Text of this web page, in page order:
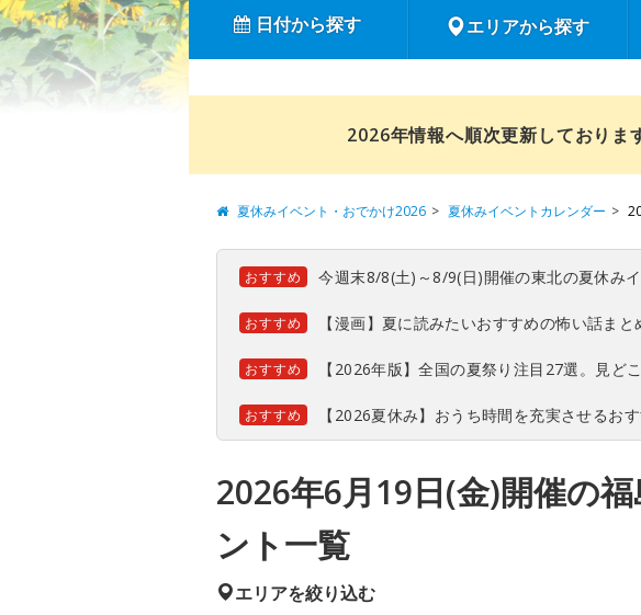
日付から探す エリアから探す
2026年情報へ順次更新しておりま
夏休みイベント・おでかけ2026 夏休みイベントカレンダー
おすすめ 今週末8/8(土)～8/9(日)開催の東北の夏休み
おすすめ 【漫画】夏に読みたいおすすめの怖い話まと
おすすめ 【2026年版】全国の夏祭り注目27選。見ど
おすすめ 【2026夏休み】おうち時間を充実させるお
2026年6月19日(金)開催の
ント一覧
エリアを絞り込む